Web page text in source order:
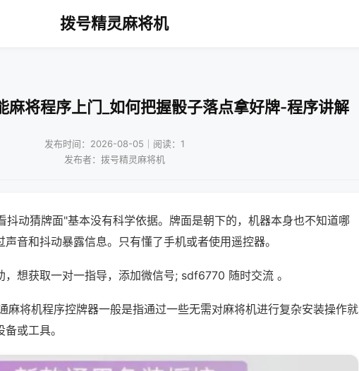
拨号精灵麻将机
麻将程序上门_如何把握骰子落点拿好牌-程序讲解
发布时间：2026-08-05｜阅读：1
发布者：拨号精灵麻将机
抖动猜牌面"基本没有科学依据。牌面是朝下的，机器本身也不知道哪
音和抖动暴露信息。只有懂了手机或者使用遥控器。
想获取一对一指导，添加微信号; sdf6770 随时交流 。
麻将机程序控牌器一般是指通过一些无需对麻将机进行复杂安装操作就
或工具。